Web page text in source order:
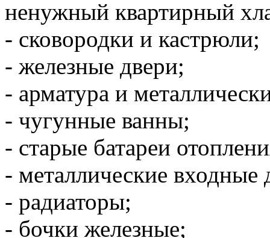
ненужный квартирный
- сковородки и кастрюли;
- железные двери;
- арматура и
- чугунные ванны;
- старые батареи
- металлические входные
- радиаторы;
- бочки железные;